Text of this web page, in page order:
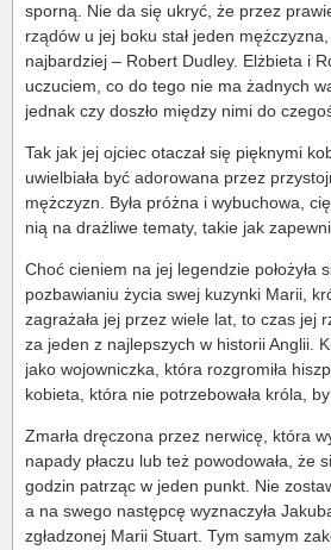
sporną. Nie da się ukryć, że przez
rządów u jej boku stał jeden
najbardziej – Robert Dudley. Elżbieta i
uczuciem, co do tego nie ma żadnych
jednak czy doszło między nimi do
Tak jak jej ojciec otaczał się pięknymi
uwielbiała być adorowana przez
mężczyzn. Była próżna i wybuchowa,
nią na drażliwe tematy, takie jak
Choć cieniem na jej legendzie położyła
pozbawianiu życia swej kuzynki Marii,
zagrażała jej przez wiele lat, to czas jej
za jeden z najlepszych w historii Anglii.
jako wojowniczka, która rozgromiła
kobieta, która nie potrzebowała króla,
Zmarła dręczona przez nerwicę, która
napady płaczu lub też powodowała, że
godzin patrząc w jeden punkt. Nie
a na swego następcę wyznaczyła
zgładzonej Marii Stuart. Tym samym